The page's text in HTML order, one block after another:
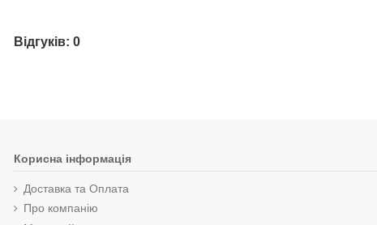
Відгуків: 0
Корисна інформація
Доставка та Оплата
Про компанію